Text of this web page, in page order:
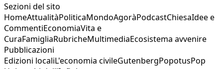
Sezioni del sito
HomeAttualitàPoliticaMondoAgoràPodcastChiesaIdee e
CommentiEconomiaVita e
CuraFamigliaRubricheMultimediaEcosistema avvenire
Pubblicazioni
Edizioni localiL'economia civileGutenbergPopotusPop